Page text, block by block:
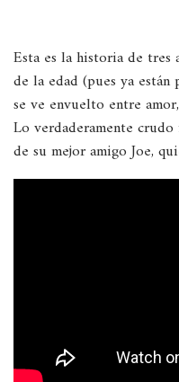
Esta es la historia de
de la edad (pues ya
se ve envuelto entre
Lo verdaderamente
de su mejor amigo Joe,